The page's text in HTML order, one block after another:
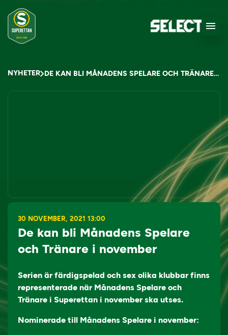
NYHETER DE KAN BLI MÅNADENS SPELARE OCH TRÄNARE I NOVEMBER
30 NOVEMBER, 2021 13:00
De kan bli Månadens Spelare
och Tränare i november
Serien är färdigspelad och sex olika klubbar finns
representerade när Månadens Spelare och
Tränare i Superettan i november ska utses.
Nominerade till Månadens Spelare i november: